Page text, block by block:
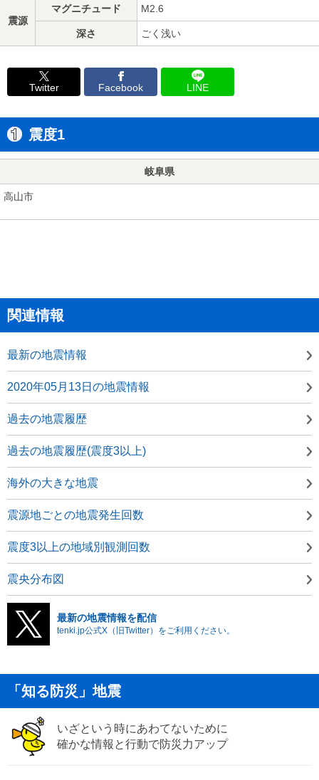
震源
マグニチュード M2.6
深さ ごく浅い
Twitter Facebook LINE
震度1
岐阜県
高山市
関連情報
最新の地震情報
2020年05月13日の地震情報
過去の地震履歴
過去の地震履歴(震度3以上)
海外の大きな地震
震源地ごとの地震発生回数
震度3以上の地域別観測回数
震央分布図
最新の地震情報を配信
tenki.jp公式X（旧Twitter）をご利用ください。
「知る防災」地震
いざという時にあわてないために
確かな情報と行動で防災力アップ